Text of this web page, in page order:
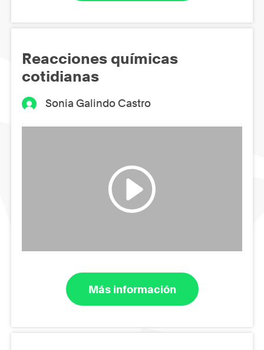
Reacciones químicas
cotidianas
Sonia Galindo Castro
Más información